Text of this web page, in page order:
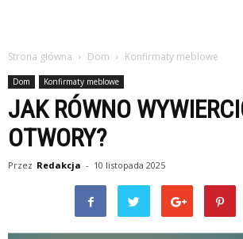
Strona główna Dom Konfirmaty meblowe
Dom Konfirmaty meblowe
JAK RÓWNO
OTWORY?
Przez Redakcja - 10 listopada 2025